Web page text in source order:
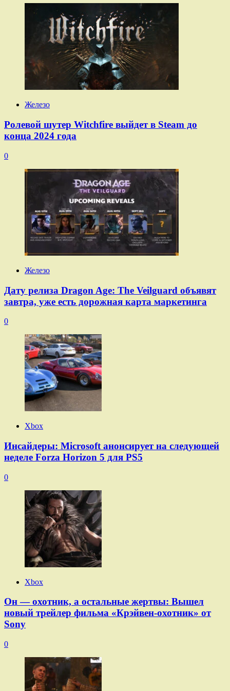
Железо
Ролевой шутер Witchfire выйдет в Steam до
конца 2024 года
0
Железо
Дату релиза Dragon Age: The Veilguard объявят
завтра, уже есть дорожная карта маркетинга
0
Xbox
Инсайдеры: Microsoft анонсирует на следующей
неделе Forza Horizon 5 для PS5
0
Xbox
Он — охотник, а остальные жертвы: Вышел
новый трейлер фильма «Крэйвен-охотник» от
Sony
0